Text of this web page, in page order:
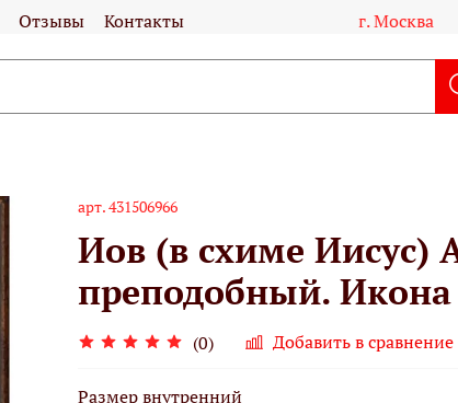
Отзывы Контакты г. Москва
арт.431506966
Иов (в схиме Иисус)
преподобный. Икона
(0) Добавить в сравнение
Размер внутренний